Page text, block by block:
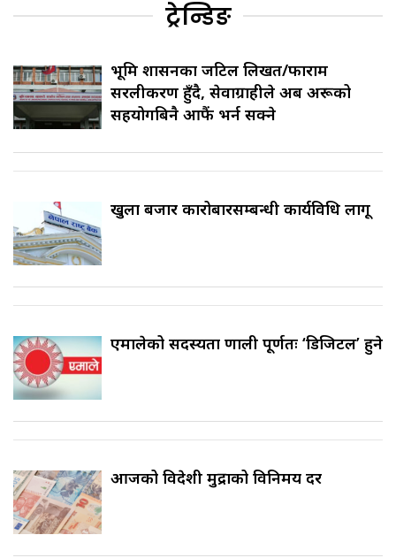
ट्रेन्डिङ
भूमि प्रशासनका जटिल लिखत/फाराम
सरलीकरण हुँदै, सेवाग्राहीले अब अरूको
सहयोगबिनै आफैं भर्न सक्ने
खुला बजार कारोबारसम्बन्धी कार्यविधि लागू
एमालेको सदस्यता प्रणाली पूर्णतः ‘डिजिटल’ हुने
आजको विदेशी मुद्राको विनिमय दर